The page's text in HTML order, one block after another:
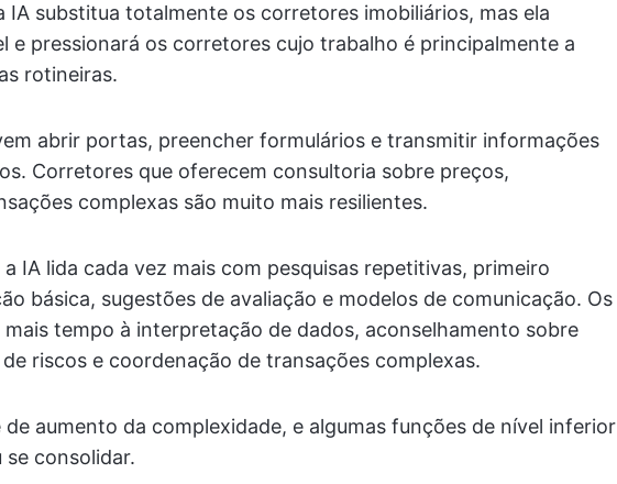
IA substitua totalmente os corretores imobiliários, mas ela
e pressionará os corretores cujo trabalho é principalmente a
rotineiras.
abrir portas, preencher formulários e transmitir informações
Corretores que oferecem consultoria sobre preços,
complexas são muito mais resilientes.
IA lida cada vez mais com pesquisas repetitivas, primeiro
básica, sugestões de avaliação e modelos de comunicação. Os
mais tempo à interpretação de dados, aconselhamento sobre
riscos e coordenação de transações complexas.
aumento da complexidade, e algumas funções de nível inferior
consolidar.